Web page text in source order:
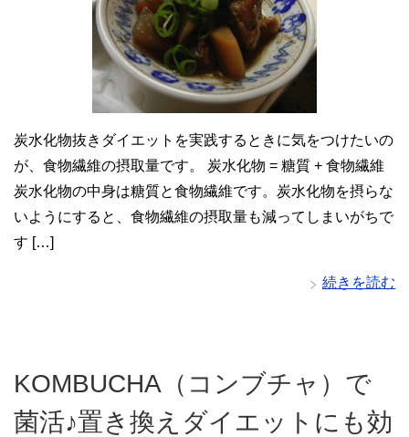
炭水化物抜きダイエットを実践するときに気をつけたいの
が、食物繊維の摂取量です。 炭水化物 = 糖質 + 食物繊維
炭水化物の中身は糖質と食物繊維です。炭水化物を摂らな
いようにすると、食物繊維の摂取量も減ってしまいがちで
す […]
続きを読む
KOMBUCHA（コンブチャ）で
菌活♪置き換えダイエットにも効